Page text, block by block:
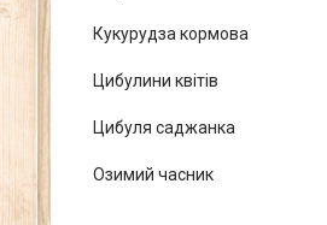
Кукурудза кормова
Цибулини квітів
Цибуля саджанка
Озимий часник